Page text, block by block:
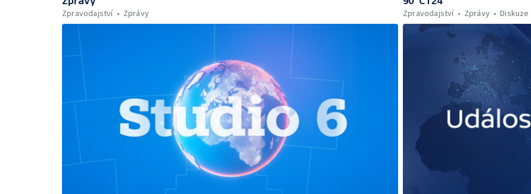
Zpravodajství
Zprávy
Zpravodajství
Zprávy Diskuze